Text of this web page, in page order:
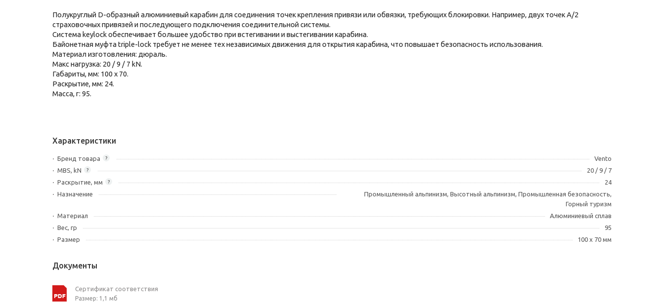
Полукруглый D-образный алюминиевый карабин для соединения точек крепления привязи или обвязки, требующих блокировки. Например, двух точек А/2
страховочных привязей и последующего подключения соединительной системы.
Система keylock обеспечивает большее удобство при встегивании и выстегивании карабина.
Байонетная муфта triple-lock требует не менее тех независимых движения для открытия карабина, что повышает безопасность использования.
Материал изготовления: дюраль.
Макс нагрузка: 20 / 9 / 7 kN.
Габариты, мм: 100 x 70.
Раскрытие, мм: 24.
Масса, г: 95.
Характеристики
?
Бренд товара Vento
?
MBS, kN 20 / 9 / 7
?
Раскрытие, мм
24
Назначение
Промышленный альпинизм, Высотный альпинизм, Промышленная безопасность,
Горный туризм
Материал
Алюминиевый сплав
Вес, гр
95
Размер
100 х 70 мм
Документы
Сертификат соответствия
Размер: 1,1 мб